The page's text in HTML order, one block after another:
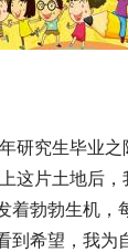
研究生毕业
这片土地后
着勃勃生机，
到希望，我为